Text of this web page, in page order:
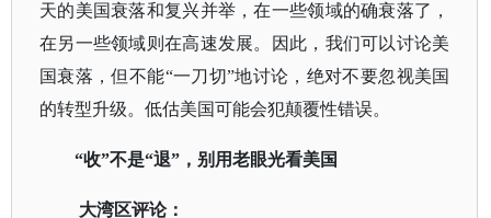
天的美国衰落和复兴并举，在一些领域的确衰落了，
在另一些领域则在高速发展。因此，我们可以讨论美
国衰落，但不能“一刀切”地讨论，绝对不要忽视美国
的转型升级。低估美国可能会犯颠覆性错误。
“收”不是“退”，别用老眼光看美国
大湾区评论：